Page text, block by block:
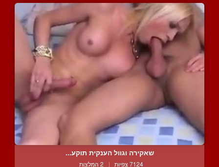
שאקירה וגוול הענקית תוקע...
7124 צפיות | 2 המלצות